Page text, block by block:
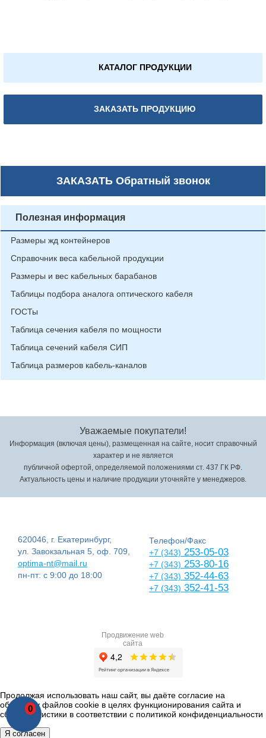
КАТАЛОГ ПРОДУКЦИИ
ЗАКАЗАТЬ ПРОДУКЦИЮ
ЗАКАЗАТЬОбратный звонок
0
Полезная информация
Размеры жд контейнеров
Справочник веса кабельной продукции
Размеры и вес кабельных барабанов
Таблицы подбора аналога оптического кабеля
ГОСТы
Таблица сечения кабеля по мощности
Таблица сечений кабеля СИП
Таблица размеров кабель-каналов
Уважаемые покупатели!
Информация (включая цены), размещенная на сайте, носит справочный
характер и не является
публичной офертой, определяемой положениями ст. 437 ГК РФ.
Актуальность цены и наличие продукции уточняйте у менеджеров.
620046, г. Екатеринбург,
ул. Завокзальная 5, оф. 709,
optima-nt@mail.ru
пн-пт: с 9:00 до 18:00
Телефон/Факс
+7 (343) 253-05-03
+7 (343) 253-80-16
+7 (343) 352-44-63
+7 (343) 352-41-53
Продвижение web
сайта
Продолжая использовать наш сайт, вы даёте согласие на
обработку файлов cookie в целях функционирования сайта и
сбора статистики в соответствии с политикой конфиденциальности
Я согласен